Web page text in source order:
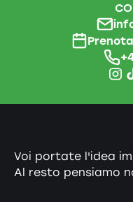
Voi portate l'idea
Al resto pensiamo